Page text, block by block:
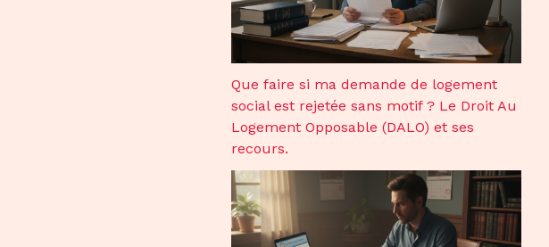
Que faire si ma demande de logement
social est rejetée sans motif ? Le Droit Au
Logement Opposable (DALO) et ses
recours.